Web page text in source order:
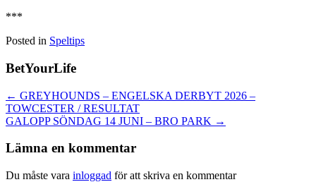
***
Posted in Speltips
BetYourLife
Posts
navigation
← GREYHOUNDS – ENGELSKA DERBYT 2026 –
TOWCESTER / RESULTAT
GALOPP SÖNDAG 14 JUNI – BRO PARK →
Lämna en kommentar
Du måste vara inloggad för att skriva en kommentar